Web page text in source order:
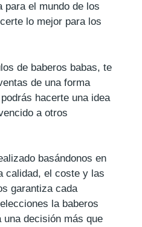
para el mundo de los
lo mejor para los
de baberos babas, te
de una forma
hacerte una idea
a otros
basándonos en
calidad, el coste y las
garantiza cada
la baberos
decisión más que